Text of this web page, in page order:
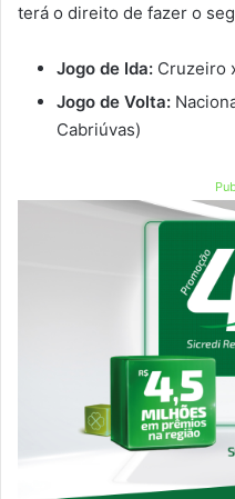
terá o direito de fazer o
Jogo de Ida: Cruzeiro
Jogo de Volta:
Cabriúvas)